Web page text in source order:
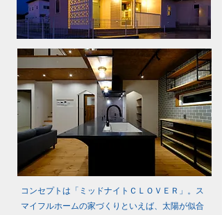
コンセプトは「ミッドナイトＣＬＯＶＥＲ」。ス
マイフルホームの家づくりといえば、太陽が似合